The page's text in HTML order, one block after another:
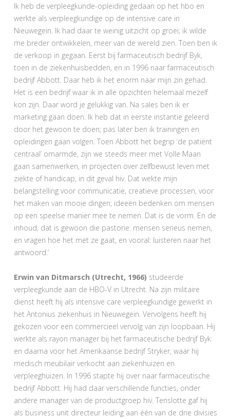
Ik heb de verpleegkunde-opleiding gedaan op het hbo en
werkte als verpleegkundige op de intensive care in
Nieuwegein. Ik had daar te weinig uitzicht op groei; ik wilde
me breder ontwikkelen, meer van de wereld zien. Toen ben ik
de verkoop in gegaan. Eerst bij farmaceutisch bedrijf Byk,
toen in de ziekenhuisbedden, en in 1996 naar farmaceutisch
bedrijf Abbott. Daar heb ik het enorm naar mijn zin gehad.
Het is een bedrijf waar ik in alle opzichten helemaal mezelf
kon zijn. Daar word je gelukkig van. Na sales ben ik er
marketing gaan doen. Ik heb dat in eerste instantie geleerd
door het gewoon te doen; pas later ben ik trainingen en
opleidingen gaan volgen. Toen Abbott het begrip ‘de patiënt
centraal’ omarmde, zijn we steeds meer met Volle Maan
gaan samenwerken, in projecten over zelfbewust leven met
ziekte of handicap, in dit geval hiv. Dat wekte mijn
belangstelling voor communicatie, creatieve processen, voor
het maken van mooie dingen; ideeën bedenken om mensen
op een speelse manier mee te nemen. Dat is de vorm. En de
inhoud, dat is gewoon die pastorie: mensen serieus nemen,
en vragen hoe het met ze gaat, en vooral: luisteren naar het
antwoord.’
Erwin van Ditmarsch (Utrecht, 1966) studeerde
verpleegkunde aan de HBO-V in Utrecht. Na zijn militaire
dienst heeft hij als intensive care verpleegkundige gewerkt in
het Antonius ziekenhuis in Nieuwegein. Vervolgens heeft hij
gekozen voor een commercieel vervolg van zijn loopbaan. Hij
werkte als rayon manager bij het farmaceutische bedrijf Byk
en daarna voor het Amerikaanse bedrijf Stryker, waar hij
medisch meubilair verkocht aan ziekenhuizen en
verpleeghuizen. In 1996 stapte hij over naar farmaceutische
bedrijf Abbott. Hij had daar verschillende functies, onder
andere manager van de productgroep hiv. Tenslotte gaf hij
als business unit directeur leiding aan één van de drie divisies